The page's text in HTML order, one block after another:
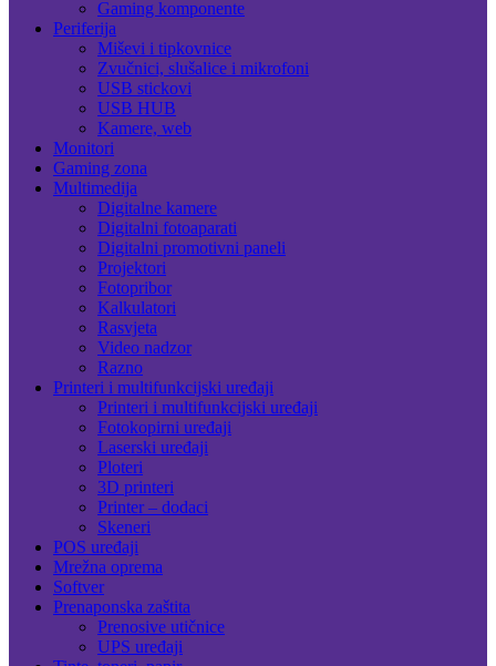
Gaming komponente
Periferija
Miševi i tipkovnice
Zvučnici, slušalice i mikrofoni
USB stickovi
USB HUB
Kamere, web
Monitori
Gaming zona
Multimedija
Digitalne kamere
Digitalni fotoaparati
Digitalni promotivni paneli
Projektori
Fotopribor
Kalkulatori
Rasvjeta
Video nadzor
Razno
Printeri i multifunkcijski uređaji
Printeri i multifunkcijski uređaji
Fotokopirni uređaji
Laserski uređaji
Ploteri
3D printeri
Printer – dodaci
Skeneri
POS uređaji
Mrežna oprema
Softver
Prenaponska zaštita
Prenosive utičnice
UPS uređaji